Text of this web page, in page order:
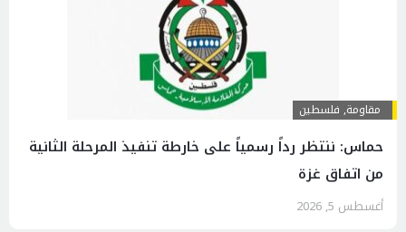
مقاومة, فلسطين
حماس: ننتظر رداً رسمياً على خارطة تنفيذ المرحلة الثانية
من اتفاق غزة
أغسطس 5, 2026